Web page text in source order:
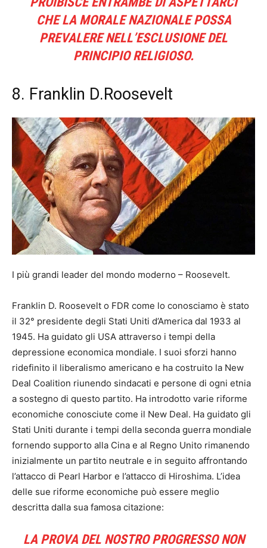
CHE LA MORALE NAZIONALE POSSA
PREVALERE NELL’ESCLUSIONE DEL
PRINCIPIO RELIGIOSO.
8. Franklin D.Roosevelt
I più grandi leader del mondo moderno – Roosevelt.
Franklin D. Roosevelt o FDR come lo conosciamo è stato
il 32° presidente degli Stati Uniti d’America dal 1933 al
1945. Ha guidato gli USA attraverso i tempi della
depressione economica mondiale. I suoi sforzi hanno
ridefinito il liberalismo americano e ha costruito la New
Deal Coalition riunendo sindacati e persone di ogni etnia
a sostegno di questo partito. Ha introdotto varie riforme
economiche conosciute come il New Deal. Ha guidato gli
Stati Uniti durante i tempi della seconda guerra mondiale
fornendo supporto alla Cina e al Regno Unito rimanendo
inizialmente un partito neutrale e in seguito affrontando
l’attacco di Pearl Harbor e l’attacco di Hiroshima. L’idea
delle sue riforme economiche può essere meglio
descritta dalla sua famosa citazione:
LA PROVA DEL NOSTRO PROGRESSO NON